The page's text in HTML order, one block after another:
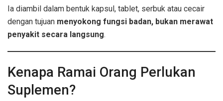
Ia diambil dalam bentuk kapsul, tablet, serbuk atau cecair
dengan tujuan menyokong fungsi badan, bukan merawat
penyakit secara langsung.
Kenapa Ramai Orang Perlukan
Suplemen?